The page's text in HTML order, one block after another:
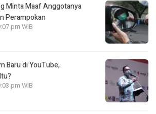
Minta Maaf Anggotanya
Perampokan
pm WIB
Baru di YouTube,
pm WIB